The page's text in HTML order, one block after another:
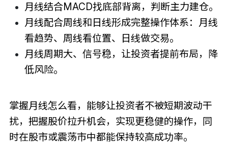
月线结合MACD找底部背离，判断主力建仓。
月线配合周线和日线形成完整操作体系：月线
看趋势、周线看位置、日线做交易。
月线周期大、信号稳，让投资者提前布局，降
低风险。
掌握月线怎么看，能够让投资者不被短期波动干
扰，把握股价拉升机会，实现更稳健的操作，同
时在股市或震荡市中都能保持较高成功率。